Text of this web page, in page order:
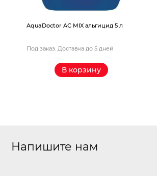
AquaDoctor AС MIX альгицид 5 л
Под заказ. Доставка до 5 дней
В корзину
Напишите нам